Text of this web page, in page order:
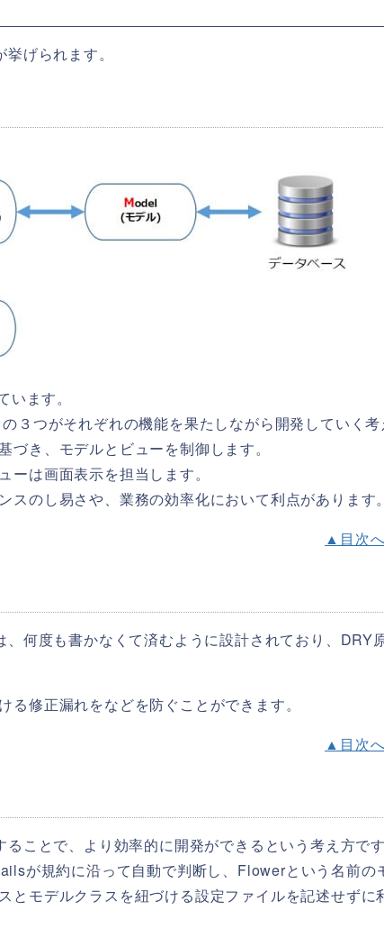
げられます。
ます。
の３つがそれぞれの機能を果たしながら開発していく
き、モデルとビューを制御します。
は画面表示を担当します。
のし易さや、業務の効率化において利点があります。
▲目次
何度も書かなくて済むように設計されており、DRY
修正漏れをなどを防ぐことができます。
▲目次
ことで、より効率的に開発ができるという考え方です
が規約に沿って自動で判断し、Flowerという名前の
とモデルクラスを紐づける設定ファイルを記述せずに